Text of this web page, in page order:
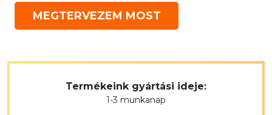
MEGTERVEZEM MOST
Termékeink gyártási ideje:
1-3 munkanap